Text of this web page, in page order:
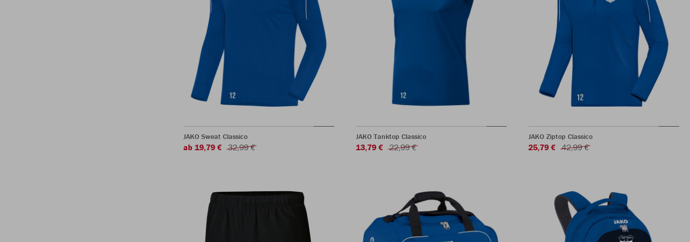
JAKO Sweat Classico
ab 19,79 € 32,99 €
JAKO Tanktop Classico
13,79 € 22,99 €
JAKO Ziptop Classico
25,79 € 42,99 €